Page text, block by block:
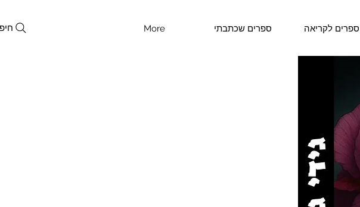
ספרים לקריאה ספרים שכתבתי More